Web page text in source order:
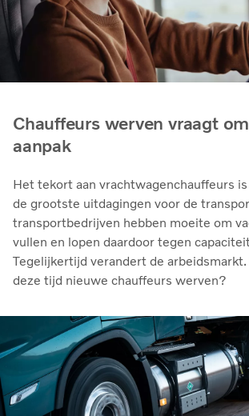
Chauffeurs werven vraagt
aanpak
Het tekort aan vrachtwagenchauffeurs is
de grootste uitdagingen voor de
transportbedrijven hebben moeite om
vullen en lopen daardoor tegen
Tegelijkertijd verandert de
deze tijd nieuwe chauffeurs werven?